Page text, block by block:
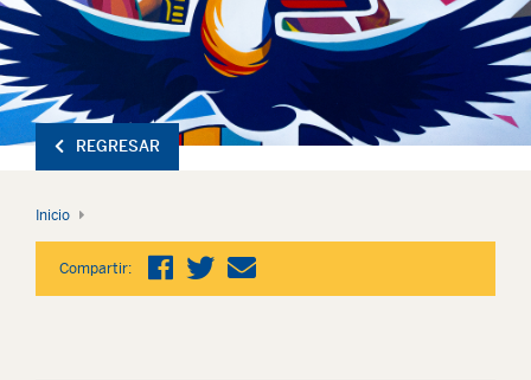
REGRESAR
Inicio
Compartir: